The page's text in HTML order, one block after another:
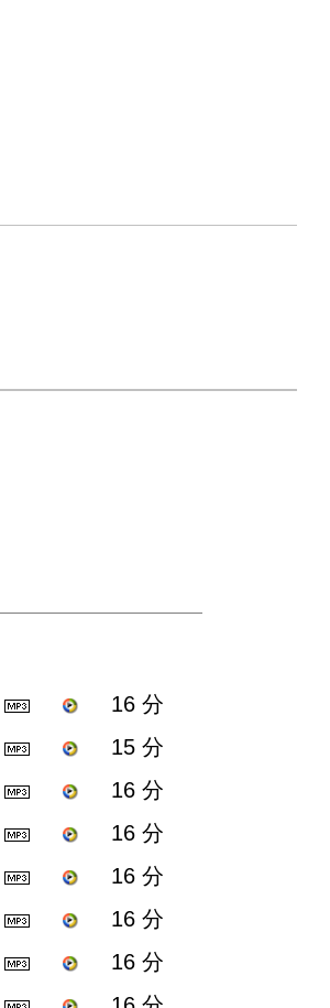
16 分
15 分
16 分
16 分
16 分
16 分
16 分